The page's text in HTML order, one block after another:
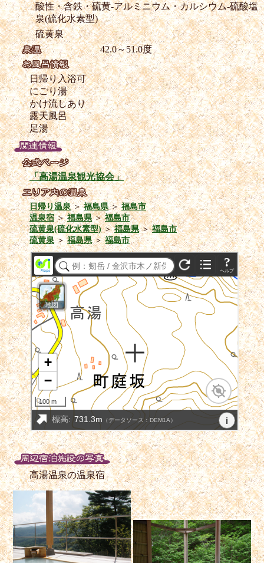
酸性・含鉄・硫黄-アルミニウム・カルシウム-硫酸塩
泉(硫化水素型)
硫黄泉
42.0～51.0度
日帰り入浴可
にごり湯
かけ流しあり
露天風呂
足湯
「高湯温泉観光協会」
日帰り温泉＞福島県＞福島市
温泉宿＞福島県＞福島市
硫黄泉(硫化水素型)＞福島県＞福島市
硫黄泉＞福島県＞福島市
高湯温泉の温泉宿